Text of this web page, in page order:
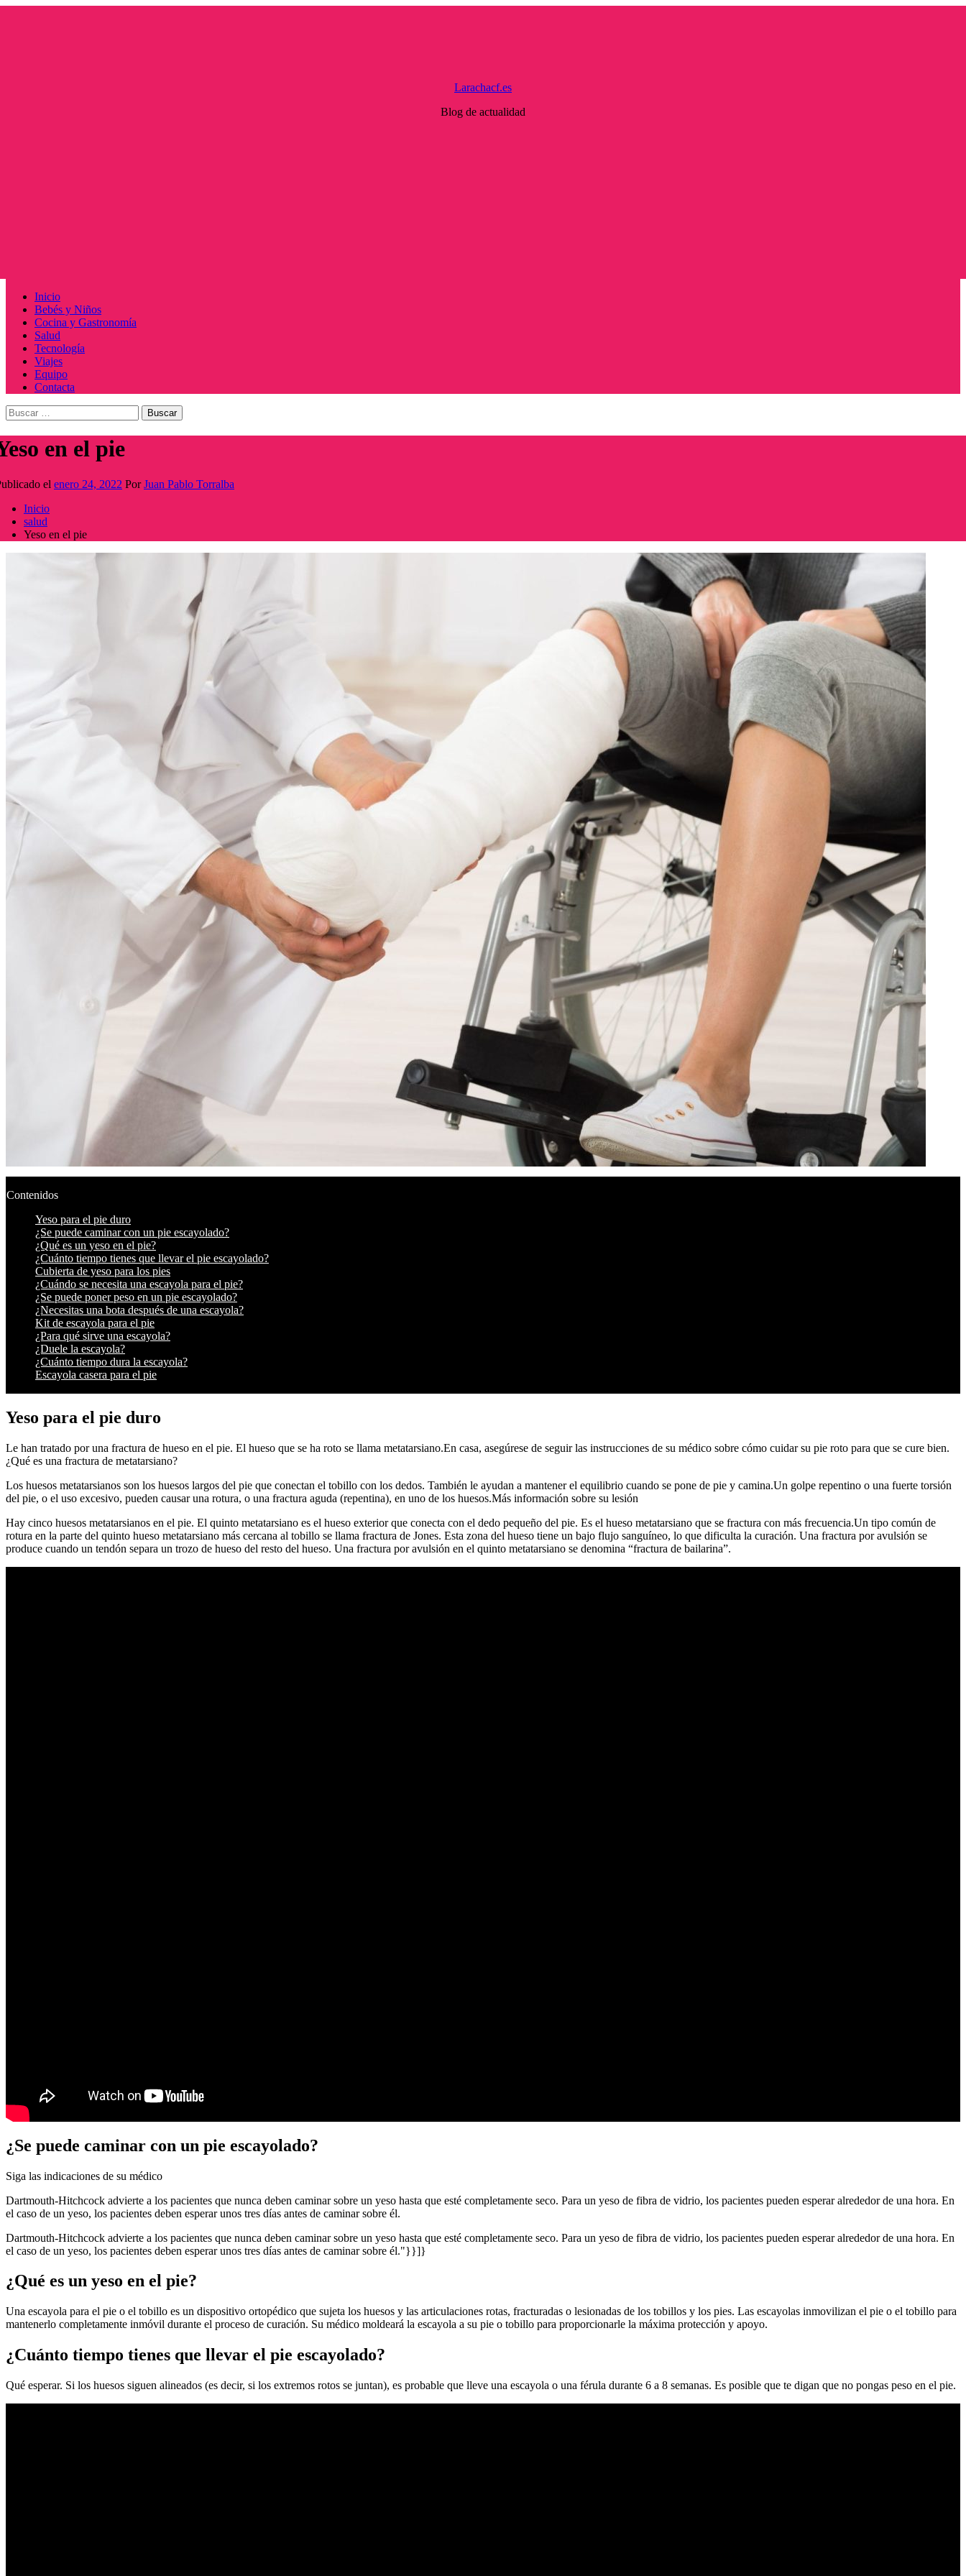
Larachacf.es
Blog de actualidad
Menú
principal
Inicio
Bebés y Niños
Cocina y Gastronomía
Salud
Tecnología
Viajes
Equipo
Contacta
Buscar:
en el pie
el enero 24, 2022 PorJuan Pablo Torralba
Inicio
salud
Yeso en el pie
Contenidos
Yeso para el pie duro
¿Se puede caminar con un pie escayolado?
¿Qué es un yeso en el pie?
¿Cuánto tiempo tienes que llevar el pie escayolado?
Cubierta de yeso para los pies
¿Cuándo se necesita una escayola para el pie?
¿Se puede poner peso en un pie escayolado?
¿Necesitas una bota después de una escayola?
Kit de escayola para el pie
¿Para qué sirve una escayola?
¿Duele la escayola?
¿Cuánto tiempo dura la escayola?
Escayola casera para el pie
Yeso para el pie duro
Le han tratado por una fractura de hueso en el pie. El hueso que se ha roto se llama metatarsiano.En casa, asegúrese de seguir las instrucciones de su médico sobre cómo cuidar su pie roto para que se cure bien.
¿Qué es una fractura de metatarsiano?
Los huesos metatarsianos son los huesos largos del pie que conectan el tobillo con los dedos. También le ayudan a mantener el equilibrio cuando se pone de pie y camina.Un golpe repentino o una fuerte torsión
del pie, o el uso excesivo, pueden causar una rotura, o una fractura aguda (repentina), en uno de los huesos.Más información sobre su lesión
Hay cinco huesos metatarsianos en el pie. El quinto metatarsiano es el hueso exterior que conecta con el dedo pequeño del pie. Es el hueso metatarsiano que se fractura con más frecuencia.Un tipo común de
rotura en la parte del quinto hueso metatarsiano más cercana al tobillo se llama fractura de Jones. Esta zona del hueso tiene un bajo flujo sanguíneo, lo que dificulta la curación. Una fractura por avulsión se
produce cuando un tendón separa un trozo de hueso del resto del hueso. Una fractura por avulsión en el quinto metatarsiano se denomina “fractura de bailarina”.
¿Se puede caminar con un pie escayolado?
Siga las indicaciones de su médico
Dartmouth-Hitchcock advierte a los pacientes que nunca deben caminar sobre un yeso hasta que esté completamente seco. Para un yeso de fibra de vidrio, los pacientes pueden esperar alrededor de una hora. En
el caso de un yeso, los pacientes deben esperar unos tres días antes de caminar sobre él.
Dartmouth-Hitchcock advierte a los pacientes que nunca deben caminar sobre un yeso hasta que esté completamente seco. Para un yeso de fibra de vidrio, los pacientes pueden esperar alrededor de una hora. En
el caso de un yeso, los pacientes deben esperar unos tres días antes de caminar sobre él."}}]}
¿Qué es un yeso en el pie?
Una escayola para el pie o el tobillo es un dispositivo ortopédico que sujeta los huesos y las articulaciones rotas, fracturadas o lesionadas de los tobillos y los pies. Las escayolas inmovilizan el pie o el tobillo para
mantenerlo completamente inmóvil durante el proceso de curación. Su médico moldeará la escayola a su pie o tobillo para proporcionarle la máxima protección y apoyo.
¿Cuánto tiempo tienes que llevar el pie escayolado?
Qué esperar. Si los huesos siguen alineados (es decir, si los extremos rotos se juntan), es probable que lleve una escayola o una férula durante 6 a 8 semanas. Es posible que te digan que no pongas peso en el pie.